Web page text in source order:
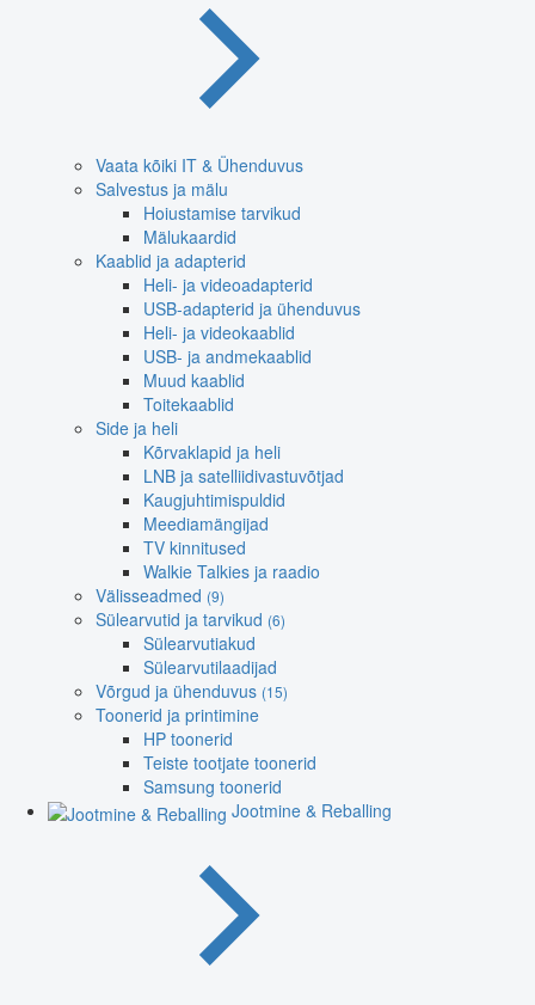
Vaata kõiki IT & Ühenduvus
Salvestus ja mälu
Hoiustamise tarvikud
Mälukaardid
Kaablid ja adapterid
Heli- ja videoadapterid
USB-adapterid ja ühenduvus
Heli- ja videokaablid
USB- ja andmekaablid
Muud kaablid
Toitekaablid
Side ja heli
Kõrvaklapid ja heli
LNB ja satelliidivastuvõtjad
Kaugjuhtimispuldid
Meediamängijad
TV kinnitused
Walkie Talkies ja raadio
Välisseadmed (9)
Sülearvutid ja tarvikud (6)
Sülearvutiakud
Sülearvutilaadijad
Võrgud ja ühenduvus (15)
Toonerid ja printimine
HP toonerid
Teiste tootjate toonerid
Samsung toonerid
Jootmine & Reballing